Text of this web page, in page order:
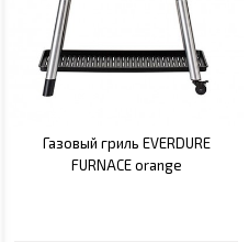
Газовый гриль EVERDURE
FURNACE orange